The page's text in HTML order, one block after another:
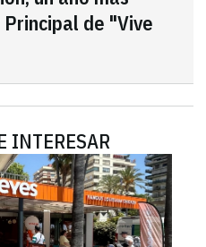
de "Vive
INTERESAR